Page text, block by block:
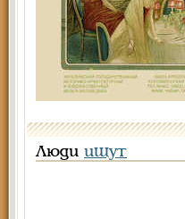
Люди ищут